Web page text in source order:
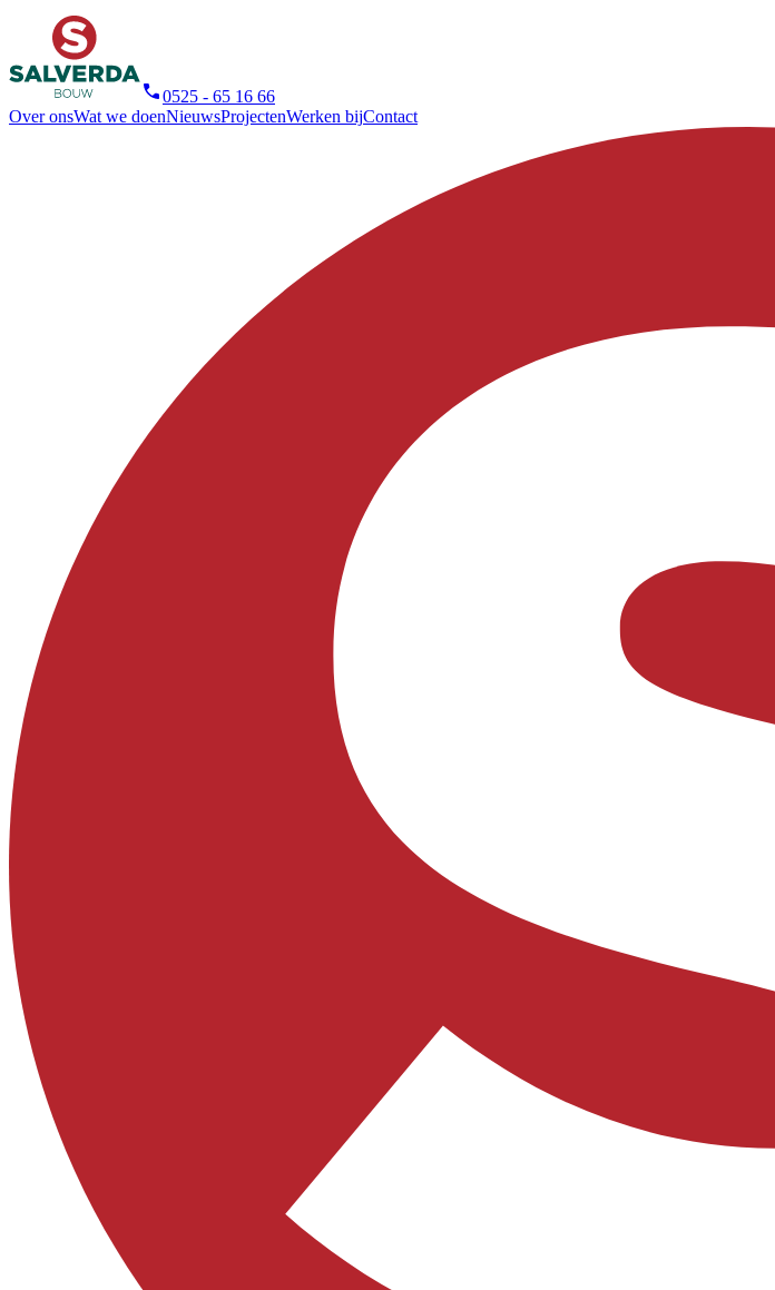
0525 - 65 16 66
Over onsWat we doenNieuwsProjectenWerken bijContact